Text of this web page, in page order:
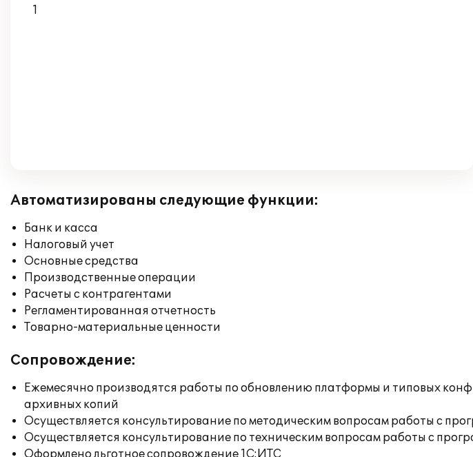
1
Автоматизированы следующие функции:
Банк и касса
Налоговый учет
Основные средства
Производственные операции
Расчеты с контрагентами
Регламентированная отчетность
Товарно-материальные ценности
Сопровождение:
Ежемесячно производятся работы по обновлению платформы и типовых
архивных копий
Осуществляется консультирование по методическим вопросам работы с
Осуществляется консультирование по техническим вопросам работы с
Оформлено льготное сопровождение 1С:ИТС